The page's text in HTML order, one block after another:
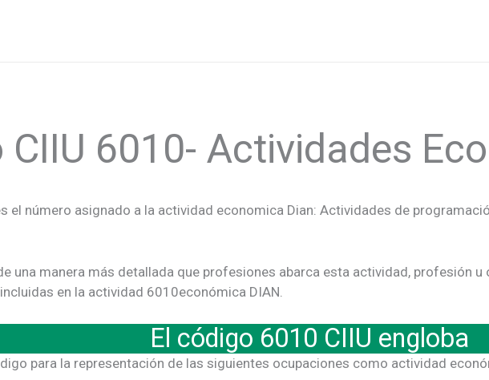
CIIU 6010- Actividades
el número asignado a la actividad economica Dian: Actividades de
una manera más detallada que profesiones abarca esta actividad, profesión
en la actividad 6010económica DIAN.
El código 6010 CIIU engloba
para la representación de las siguientes ocupaciones como actividad